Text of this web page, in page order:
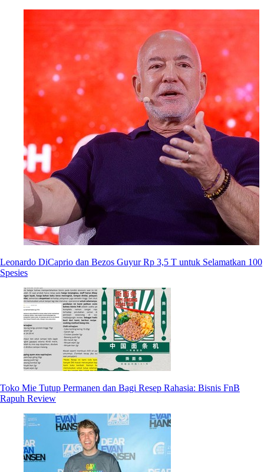
Leonardo DiCaprio dan Bezos Guyur Rp 3,5 T untuk Selamatkan 100
Spesies
Toko Mie Tutup Permanen dan Bagi Resep Rahasia: Bisnis FnB
Rapuh Review